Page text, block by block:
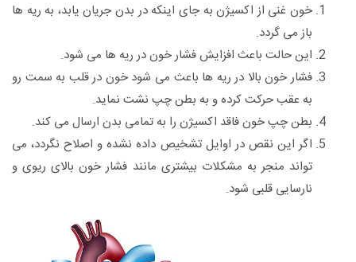
خون غنی از اکسیژن به جای اینکه در بدن جریان یابد، به ریه ها
باز می گردد.
این حالت باعث افزایش فشار خون در ریه ها می شود.
فشار خون بالا در ریه ها باعث می شود خون در قلب به سمت رو
به عقب حرکت کرده و به بطن چپ نشت نماید.
بطن چپ خون فاقد اکسیژن را به تمامی بدن ارسال می کند.
اگر این نقص در اوایل تشخیص داده نشده و اصلاح نگردد، می
تواند منجر به مشکلات بیشتری مانند فشار خون بالای ریوی و
نارسایی قلبی شود.